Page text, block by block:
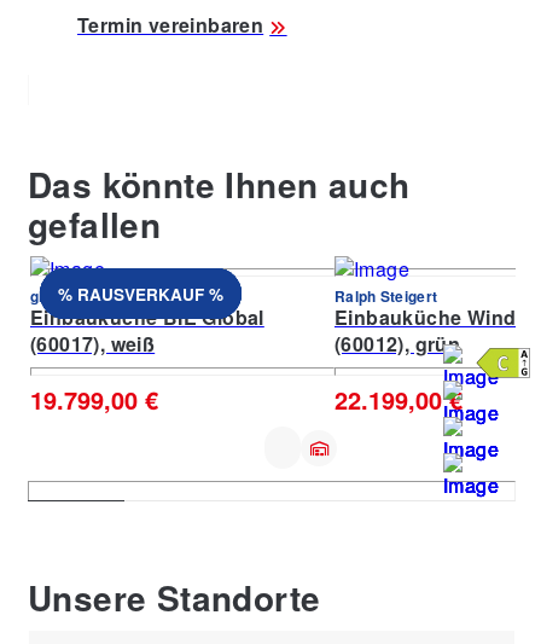
Termin vereinbaren
Das könnte Ihnen auch
gefallen
% RAUSVERKAUF %
global Küchen
Einbauküche BIE Global
(60017), weiß
19.799,00 €
% RAUSVERKAUF % Ralph Steigert
Einbauküche
(60012), grün
22.199,00 €
% RAUSVERKAUF %
% RAUSVERKAUF %
% RAUSVERKAUF %
% RAUSVERKAUF %
% RAUSVERKAUF %
% RAUSVERKAUF %
Unsere Standorte